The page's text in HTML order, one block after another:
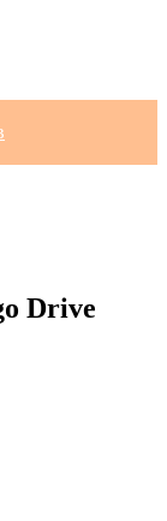
Drive